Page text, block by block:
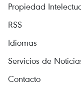
Propiedad
RSS
Idiomas
Servicios de
Contacto